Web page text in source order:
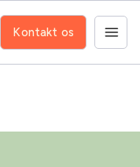
Kontakt os